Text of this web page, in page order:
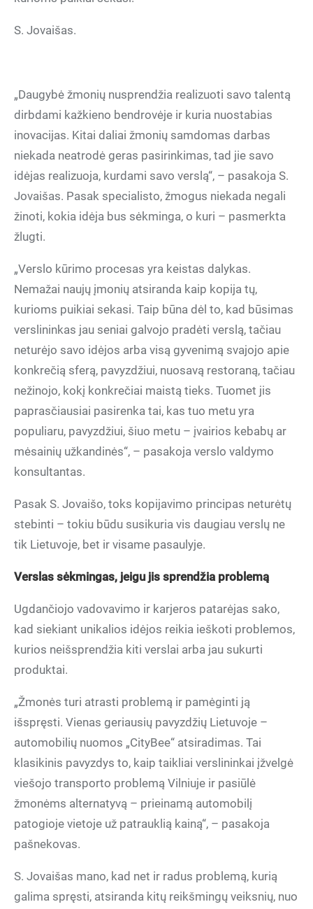
S. Jovaišas.
„Daugybė žmonių nusprendžia realizuoti savo talentą
dirbdami kažkieno bendrovėje ir kuria nuostabias
inovacijas. Kitai daliai žmonių samdomas darbas
niekada neatrodė geras pasirinkimas, tad jie savo
idėjas realizuoja, kurdami savo verslą“, – pasakoja S.
Jovaišas. Pasak specialisto, žmogus niekada negali
žinoti, kokia idėja bus sėkminga, o kuri – pasmerkta
žlugti.
„Verslo kūrimo procesas yra keistas dalykas.
Nemažai naujų įmonių atsiranda kaip kopija tų,
kurioms puikiai sekasi. Taip būna dėl to, kad būsimas
verslininkas jau seniai galvojo pradėti verslą, tačiau
neturėjo savo idėjos arba visą gyvenimą svajojo apie
konkrečią sferą, pavyzdžiui, nuosavą restoraną, tačiau
nežinojo, kokį konkrečiai maistą tieks. Tuomet jis
paprasčiausiai pasirenka tai, kas tuo metu yra
populiaru, pavyzdžiui, šiuo metu – įvairios kebabų ar
mėsainių užkandinės“, – pasakoja verslo valdymo
konsultantas.
Pasak S. Jovaišo, toks kopijavimo principas neturėtų
stebinti – tokiu būdu susikuria vis daugiau verslų ne
tik Lietuvoje, bet ir visame pasaulyje.
Verslas sėkmingas, jeigu jis sprendžia problemą
Ugdančiojo vadovavimo ir karjeros patarėjas sako,
kad siekiant unikalios idėjos reikia ieškoti problemos,
kurios neišsprendžia kiti verslai arba jau sukurti
produktai.
„Žmonės turi atrasti problemą ir pamėginti ją
išspręsti. Vienas geriausių pavyzdžių Lietuvoje –
automobilių nuomos „CityBee“ atsiradimas. Tai
klasikinis pavyzdys to, kaip taikliai verslininkai įžvelgė
viešojo transporto problemą Vilniuje ir pasiūlė
žmonėms alternatyvą – prieinamą automobilį
patogioje vietoje už patrauklią kainą“, – pasakoja
pašnekovas.
S. Jovaišas mano, kad net ir radus problemą, kurią
galima spręsti, atsiranda kitų reikšmingų veiksnių, nuo